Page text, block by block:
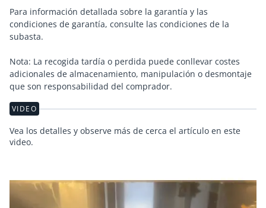
Para información detallada sobre la garantía y las
condiciones de garantía, consulte las condiciones de la
subasta.
Nota: La recogida tardía o perdida puede conllevar costes
adicionales de almacenamiento, manipulación o desmontaje
que son responsabilidad del comprador.
VIDEO
Vea los detalles y observe más de cerca el artículo en este
video.